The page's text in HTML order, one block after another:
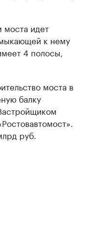
идет
к нему
4 полосы,
моста в
балку
руб.